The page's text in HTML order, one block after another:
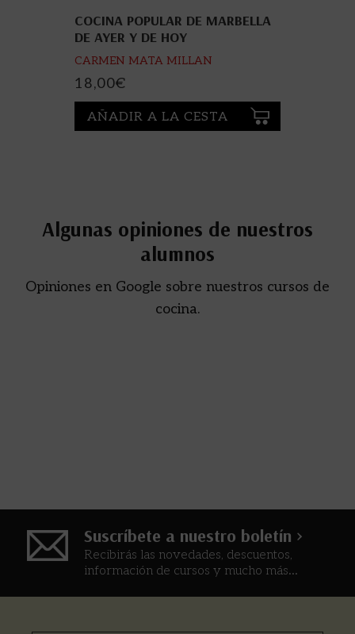
COCINA POPULAR DE MARBELLA
DE AYER Y DE HOY
CARMEN MATA MILLAN
18,00€
AÑADIR A LA CESTA
Algunas opiniones de nuestros
alumnos
Opiniones en Google sobre nuestros cursos de
cocina.
Suscríbete a nuestro boletín >
Recibirás las novedades, descuentos,
información de cursos y mucho más...